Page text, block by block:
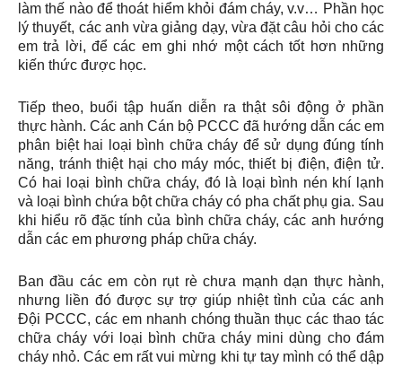
làm thế nào để thoát hiểm khỏi đám cháy, v.v… Phần học
lý thuyết, các anh vừa giảng dạy, vừa đặt câu hỏi cho các
em trả lời, để các em ghi nhớ một cách tốt hơn những
kiến thức được học.
Tiếp theo, buổi tập huấn diễn ra thật sôi động ở phần
thực hành. Các anh Cán bộ PCCC đã hướng dẫn các em
phân biệt hai loại bình chữa cháy để sử dụng đúng tính
năng, tránh thiệt hại cho máy móc, thiết bị điện, điện tử.
Có hai loại bình chữa cháy, đó là loại bình nén khí lạnh
và loại bình chứa bột chữa cháy có pha chất phụ gia. Sau
khi hiểu rõ đặc tính của bình chữa cháy, các anh hướng
dẫn các em phương pháp chữa cháy.
Ban đầu các em còn rụt rè chưa mạnh dạn thực hành,
nhưng liền đó được sự trợ giúp nhiệt tình của các anh
Đội PCCC, các em nhanh chóng thuần thục các thao tác
chữa cháy với loại bình chữa cháy mini dùng cho đám
cháy nhỏ. Các em rất vui mừng khi tự tay mình có thể dập